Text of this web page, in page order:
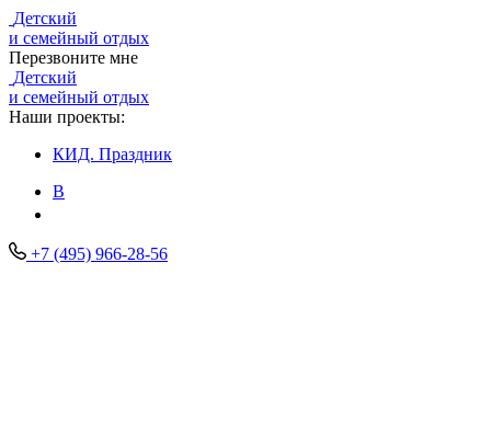
Детский
и семейный отдых
Перезвоните мне
Детский
и семейный отдых
Наши проекты:
КИД. Праздник
В
+7 (495) 966-28-56